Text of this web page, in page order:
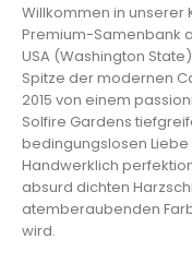
Willkommen in unserer
Premium-Samenbank
USA (Washington
Spitze der modernen
2015 von einem
Solfire Gardens
bedingungslosen Liebe
Handwerklich
absurd dichten
atemberaubenden
wird.